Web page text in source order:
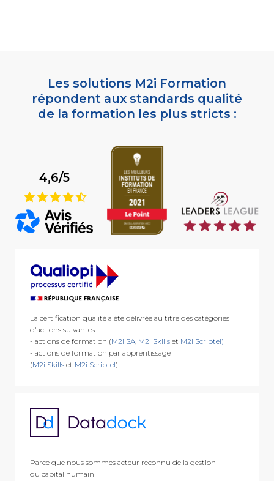
Les solutions M2i Formation
répondent aux standards qualité
de la formation les plus stricts :
4,6/5
9
La certification qualité a été délivrée au titre des catégories
d'actions suivantes :
- actions de formation (M2i SA, M2i Skillset M2i Scribtel)
- actions de formation par apprentissage
(M2i Skillset M2i Scribtel)
Parce que nous sommes acteur reconnu de la gestion
du capital humain